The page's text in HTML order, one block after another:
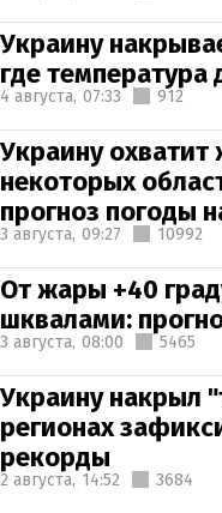
Украину
где температура
4 августа, 07:33 912
Украину охватит
некоторых
прогноз погоды
3 августа, 09:27 10992
От жары +40
шквалами:
3 августа, 08:00 5465
Украину накрыл
регионах
рекорды
2 августа, 14:52 3684